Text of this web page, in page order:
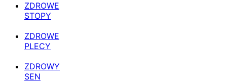
ZDROWE
STOPY
ZDROWE
PLECY
ZDROWY
SEN